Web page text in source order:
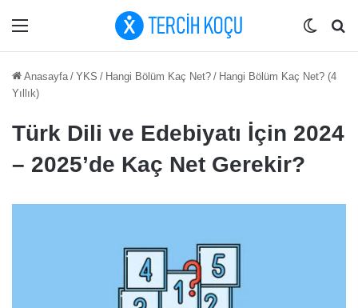
Menü Dış
Anasayfa / YKS / Hangi Bölüm Kaç Net? / Hangi Bölüm Kaç Net? (4
Yıllık)
Türk Dili ve Edebiyatı İçin 2024
– 2025’de Kaç Net Gerekir?